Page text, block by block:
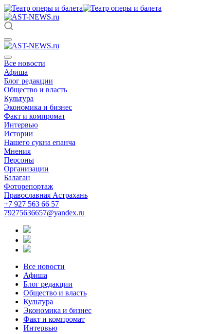
Все новости
Афиша
Блог редакции
Общество и власть
Культура
Экономика и бизнес
Факт и компромат
Интервью
Истории
Нашего сукна епанча
Мнения
Персоны
Организации
Балаган
Фоторепортаж
Православная Астрахань
+7 927 563 66 57
79275636657@yandex.ru
Все новости
Афиша
Блог редакции
Общество и власть
Культура
Экономика и бизнес
Факт и компромат
Интервью